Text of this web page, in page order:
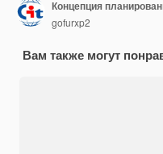
gofurxp2
Вам также могут